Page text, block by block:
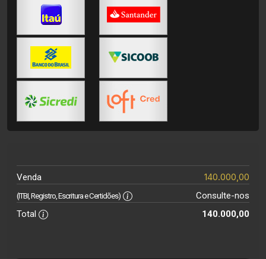
Venda 140.000,00
(ITBI, Registro, Escritura e Certidões)
Consulte-nos
Total
140.000,00